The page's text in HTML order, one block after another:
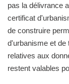
pas la délivrance
certificat
de construire
d'urbanisme et de
relatives aux
restent valables